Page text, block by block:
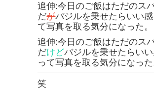
追伸:今日のご飯はただのス
だがバジルを乗せたらいい
て写真を取る気分になった。
追伸:今日のご飯はただのス
だけどバジルを乗せたらい
って写真を取る気分になった
笑